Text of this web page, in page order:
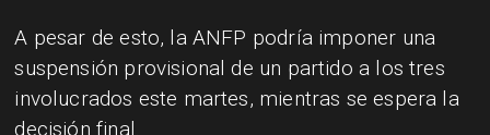
A pesar de esto, la ANFP podría imponer una
suspensión provisional de un partido a los tres
involucrados este martes, mientras se espera la
decisión final.